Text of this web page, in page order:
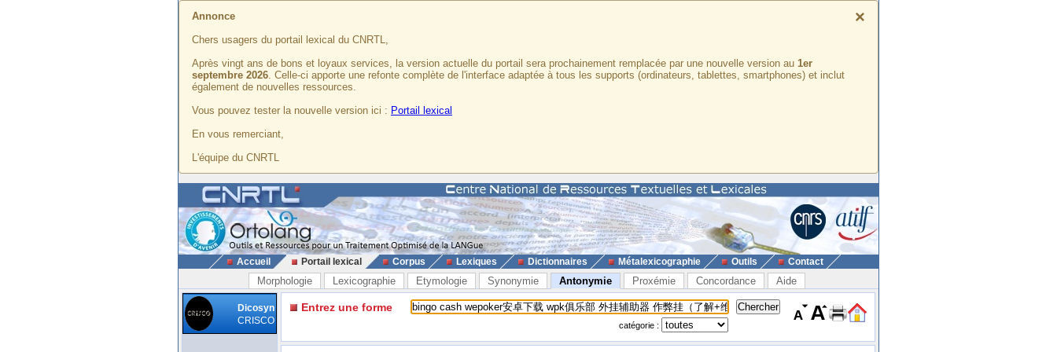
×
Annonce
Chers usagers du portail lexical du CNRTL,
Après vingt ans de bons et loyaux services, la version actuelle du portail sera prochainement remplacée par une nouvelle version au 1er
septembre 2026. Celle-ci apporte une refonte complète de l'interface adaptée à tous les supports (ordinateurs, tablettes, smartphones) et inclut
également de nouvelles ressources.
Vous pouvez tester la nouvelle version ici : Portail lexical
En vous remerciant,
L'équipe du CNRTL
Accueil Portail lexical Corpus Lexiques Dictionnaires Métalexicographie Outils Contact
Morphologie Lexicographie Etymologie Synonymie Antonymie Proxémie Concordance Aide
Dicosyn
CRISCO
Entrez une forme
catégorie :